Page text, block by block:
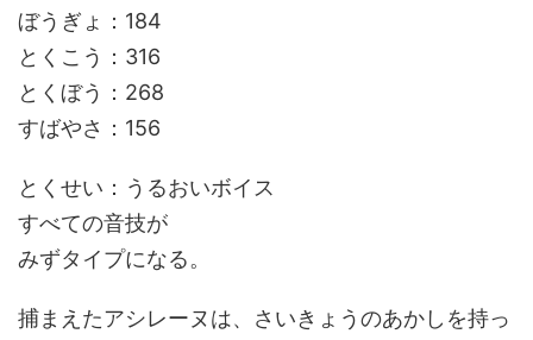
ぼうぎょ：184
とくこう：316
とくぼう：268
すばやさ：156
とくせい：うるおいボイス
すべての音技が
みずタイプになる。
捕まえたアシレーヌは、さいきょうのあかしを持っ